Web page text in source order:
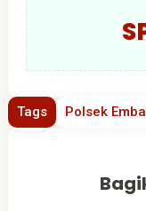
Tags Polsek